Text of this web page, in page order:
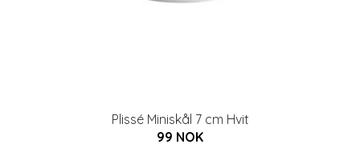
Plissé Miniskål 7 cm Hvit
99 NOK